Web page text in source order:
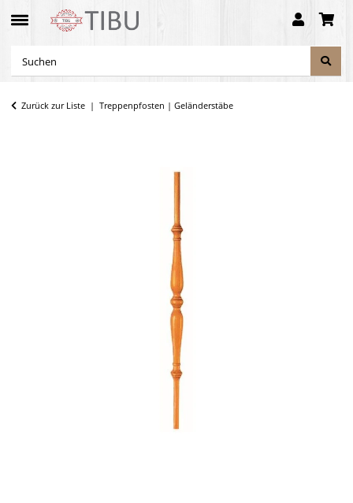
Zurück zur Liste Treppenpfosten | Geländerstäbe